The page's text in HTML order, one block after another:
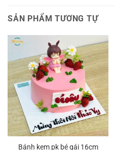
SẢN PHẨM TƯƠNG TỰ
Bánh kem pk bé gái 16cm